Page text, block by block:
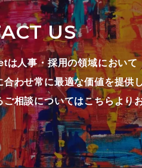
US
は人事・採用の領域において
合わせ常に最適な価値を提供
ご相談についてはこちらより